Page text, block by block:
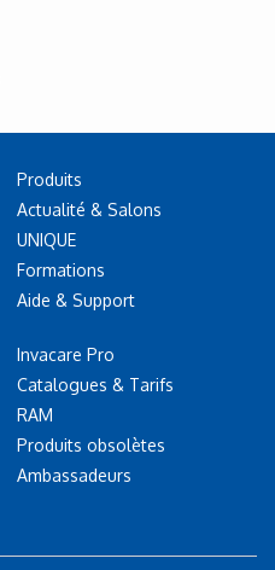
Produits
Actualité & Salons
UNIQUE
Formations
Aide & Support
Invacare Pro
Catalogues & Tarifs
RAM
Produits obsolètes
Ambassadeurs